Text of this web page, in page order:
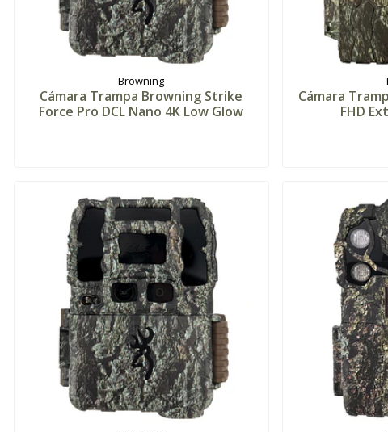
Browning
Cámara Trampa Browning Strike
Force Pro DCL Nano 4K Low Glow
Cámara
FHD